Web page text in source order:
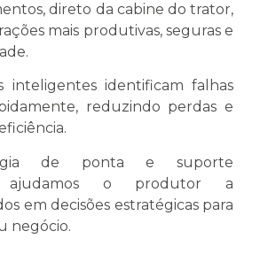
direto da cabine do trator,
mais produtivas, seguras e
inteligentes identificam falhas
reduzindo perdas e
de ponta e suporte
ajudamos o produtor a
em decisões estratégicas para
negócio.